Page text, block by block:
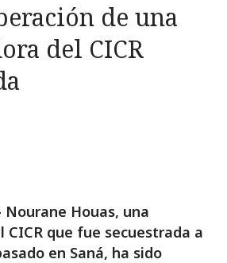
de una
del CICR
Nourane Houas, una
CICR que fue secuestrada a
en Saná, ha sido